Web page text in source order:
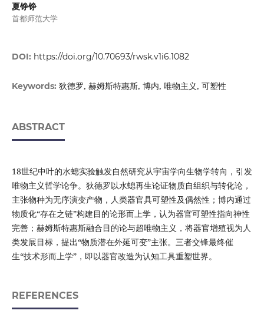
夏铮铮
首都师范大学
DOI: https://doi.org/10.70693/rwsk.v1i6.1082
Keywords: 狄德罗, 赫姆斯特惠斯, 博内, 唯物主义, 可塑性
ABSTRACT
18世纪中叶的水螅实验触发自然研究从宇宙学向生物学转向，引发
唯物主义哲学论争。狄德罗以水螅再生论证物质自组织与转化论，
主张物种为无序演变产物，人类器官具可塑性及偶然性；博内通过
物质化“存在之链”构建目的论形而上学，认为器官可塑性指向神性
完善；赫姆斯特惠斯融合目的论与超唯物主义，将器官增殖视为人
类发展目标，提出“物质潜在外延可变”主张。三者交锋最终催
生“技术形而上学”，即以器官改造为认知工具重塑世界。
REFERENCES